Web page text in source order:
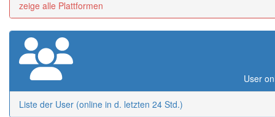
zeige alle Plattformen
User
Liste der User (online in d. letzten 24 Std.)